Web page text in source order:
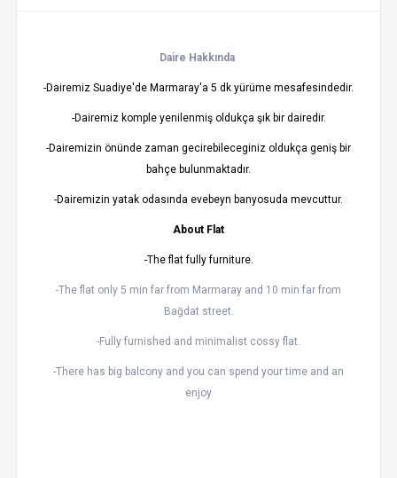
Daire Hakkında
-Dairemiz Suadiye'de Marmaray'a 5 dk yürüme mesafesindedir.
-Dairemiz komple yenilenmiş oldukça şık bir dairedir.
-Dairemizin önünde zaman gecirebileceginiz oldukça geniş bir
bahçe bulunmaktadır.
-Dairemizin yatak odasında evebeyn banyosuda mevcuttur.
About Flat
-The flat fully furniture.
-The flat only 5 min far from Marmaray and 10 min far from
Bağdat street.
-Fully furnished and minimalist cossy flat.
-There has big balcony and you can spend your time and an
enjoy